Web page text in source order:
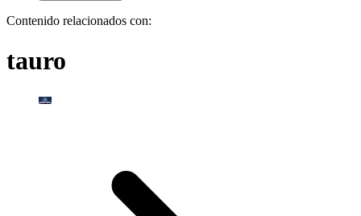
Contenido relacionados con:
tauro